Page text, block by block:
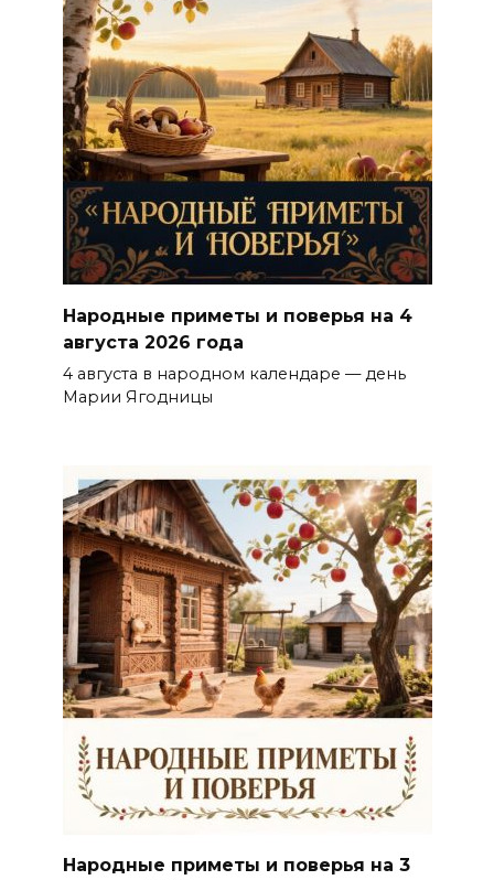
Народные приметы и поверья на 4
августа 2026 года
4 августа в народном календаре — день
Марии Ягодницы
Народные приметы и поверья на 3